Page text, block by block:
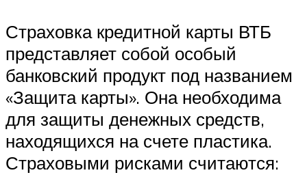
Страховка кредитной карты ВТБ
представляет собой особый
банковский продукт под названием
«Защита карты». Она необходима
для защиты денежных средств,
находящихся на счете пластика.
Страховыми рисками считаются: